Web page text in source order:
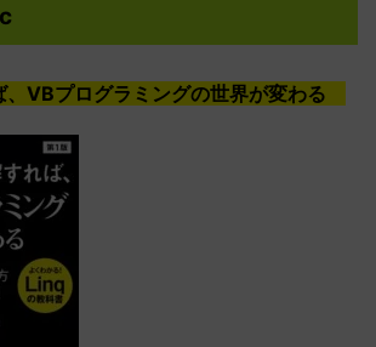
、VBプログラミングの世界が変わる